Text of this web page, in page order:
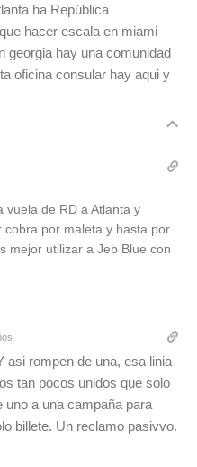
ha República
hacer escala en miami
georgia hay una comunidad
oficina consular hay aqui y
vuela de RD a Atlanta y
por maleta y hasta por
mejor utilizar a Jeb Blue con
asi rompen de una, esa linia
tan pocos unidos que solo
uno a una campaña para
billete. Un reclamo pasivvo.